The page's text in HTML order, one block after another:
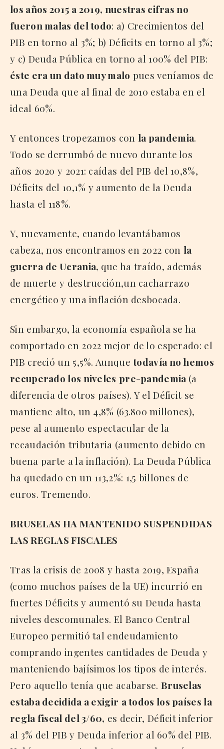
los años 2015 a 2019, nuestras cifras no
fueron malas del todo: a) Crecimientos del
PIB en torno al 3%; b) Déficits en torno al 3%;
y c) Deuda Pública en torno al 100% del PIB:
éste era un dato muy malo pues veníamos de
una Deuda que al final de 2010 estaba en el
ideal 60%.
Y entonces tropezamos con la pandemia.
Todo se derrumbó de nuevo durante los
años 2020 y 2021: caídas del PIB del 10,8%,
Déficits del 10,1% y aumento de la Deuda
hasta el 118%.
Y, nuevamente, cuando levantábamos
cabeza, nos encontramos en 2022 con la
guerra de Ucrania, que ha traído, además
de muerte y destrucción,un cacharrazo
energético y una inflación desbocada.
Sin embargo, la economía española se ha
comportado en 2022 mejor de lo esperado: el
PIB creció un 5,5%. Aunquetodavía no hemos
recuperado los niveles pre-pandemia (a
diferencia de otros países). Y el Déficit se
mantiene alto, un 4,8% (63.800 millones),
pese al aumento espectacular de la
recaudación tributaria (aumento debido en
buena parte a la inflación). La Deuda Pública
ha quedado en un 113,2%: 1,5 billones de
euros. Tremendo.
BRUSELAS HA MANTENIDO SUSPENDIDAS
LAS REGLAS FISCALES
Tras la crisis de 2008 y hasta 2019, España
(como muchos países de la UE) incurrió en
fuertes Déficits y aumentó su Deuda hasta
niveles descomunales. El Banco Central
Europeo permitió tal endeudamiento
comprando ingentes cantidades de Deuda y
manteniendo bajísimos los tipos de interés.
Pero aquello tenía que acabarse. Bruselas
estaba decidida a exigir a todos los países la
regla fiscal del 3/60, es decir, Déficit inferior
al 3% del PIB y Deuda inferior al 60% del PIB.